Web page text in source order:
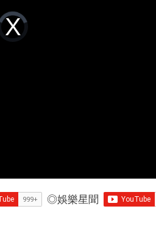
Video
Player
loading.
◎娛樂星聞